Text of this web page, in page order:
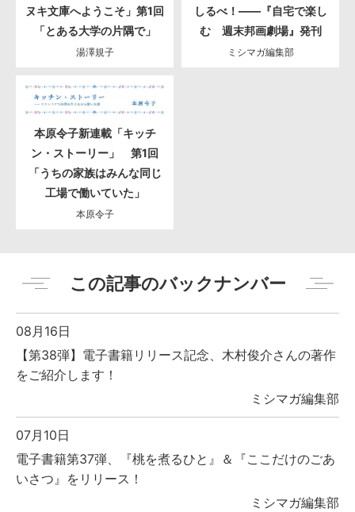
ヌキ文庫へようこそ」第1回
「とある大学の片隅で」
湯澤規子
しるべ！――『自宅で楽し
む 週末邦画劇場』発刊
ミシマガ編集部
本原令子新連載「キッチ
ン・ストーリー」 第1回
「うちの家族はみんな同じ
工場で働いていた」
本原令子
この記事のバックナンバー
08月16日
【第38弾】電子書籍リリース記念、木村俊介さんの著作
をご紹介します！
ミシマガ編集部
07月10日
電子書籍第37弾、『桃を煮るひと』＆『ここだけのごあ
いさつ』をリリース！
ミシマガ編集部